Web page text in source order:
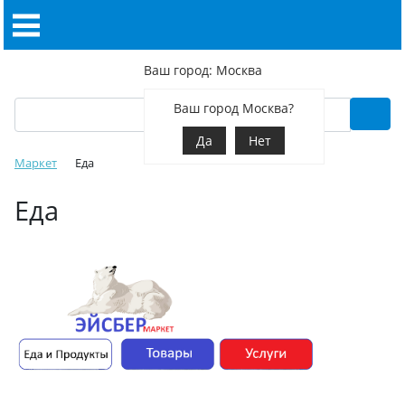
Ваш город: Москва
Ваш город Москва?
Да
Нет
Маркет Еда
Еда